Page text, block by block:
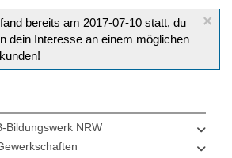
×
bereits am 2017-07-10 statt, du
dein Interesse an einem möglichen
Bildungswerk NRW